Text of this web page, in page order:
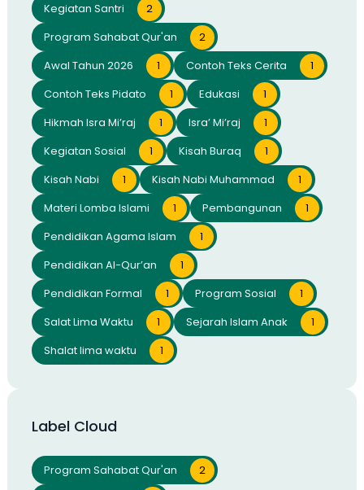
Kegiatan Santri
2
Program Sahabat Qur'an
2
Awal Tahun 2026
1 Contoh Teks Cerita
1
Contoh Teks Pidato
1 Edukasi
1
Hikmah Isra Mi’raj
1 Isra’ Mi’raj
1
Kegiatan Sosial
1 Kisah Buraq
1
Kisah Nabi
1 Kisah Nabi Muhammad
1
Materi Lomba Islami
1 Pembangunan
1
Pendidikan Agama Islam
1
Pendidikan Al-Qur’an
1
Pendidikan Formal
1 Program Sosial
1
Salat Lima Waktu
1 Sejarah Islam Anak
1
Shalat lima waktu
1
Label Cloud
Program Sahabat Qur'an
2